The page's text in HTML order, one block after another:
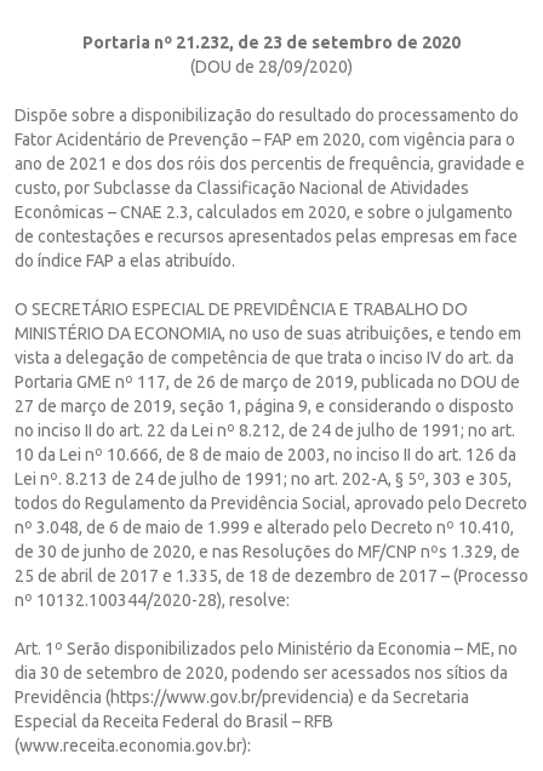
Portaria nº 21.232, de 23 de setembro de 2020
(DOU de 28/09/2020)
Dispõe sobre a disponibilização do resultado do processamento do
Fator Acidentário de Prevenção – FAP em 2020, com vigência para o
ano de 2021 e dos dos róis dos percentis de frequência, gravidade e
custo, por Subclasse da Classificação Nacional de Atividades
Econômicas – CNAE 2.3, calculados em 2020, e sobre o julgamento
de contestações e recursos apresentados pelas empresas em face
do índice FAP a elas atribuído.
O SECRETÁRIO ESPECIAL DE PREVIDÊNCIA E TRABALHO DO
MINISTÉRIO DA ECONOMIA, no uso de suas atribuições, e tendo em
vista a delegação de competência de que trata o inciso IV do art. da
Portaria GME nº 117, de 26 de março de 2019, publicada no DOU de
27 de março de 2019, seção 1, página 9, e considerando o disposto
no inciso II do art. 22 da Lei nº 8.212, de 24 de julho de 1991; no art.
10 da Lei nº 10.666, de 8 de maio de 2003, no inciso II do art. 126 da
Lei nº. 8.213 de 24 de julho de 1991; no art. 202-A, § 5º, 303 e 305,
todos do Regulamento da Previdência Social, aprovado pelo Decreto
nº 3.048, de 6 de maio de 1.999 e alterado pelo Decreto nº 10.410,
de 30 de junho de 2020, e nas Resoluções do MF/CNP nºs 1.329, de
25 de abril de 2017 e 1.335, de 18 de dezembro de 2017 – (Processo
nº 10132.100344/2020-28), resolve:
Art. 1º Serão disponibilizados pelo Ministério da Economia – ME, no
dia 30 de setembro de 2020, podendo ser acessados nos sítios da
Previdência (https://www.gov.br/previdencia) e da Secretaria
Especial da Receita Federal do Brasil – RFB
(www.receita.economia.gov.br):